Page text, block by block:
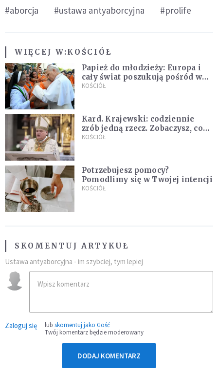
#aborcja #ustawa antyaborcyjna #prolife
WIĘCEJ W:KOŚCIÓŁ
Papież do młodzieży: Europa i
cały świat poszukują pośród was
nowych świętych
KOŚCIÓŁ
Kard. Krajewski: codziennie
zrób jedną rzecz. Zobaczysz, co
stanie się z twoim życiem
KOŚCIÓŁ
Potrzebujesz pomocy?
Pomodlimy się w Twojej intencji
KOŚCIÓŁ
SKOMENTUJ ARTYKUŁ
Ustawa antyaborcyjna - im szybciej, tym lepiej
Zaloguj się lub skomentuj jako Gość
Twój komentarz będzie moderowany
DODAJ KOMENTARZ